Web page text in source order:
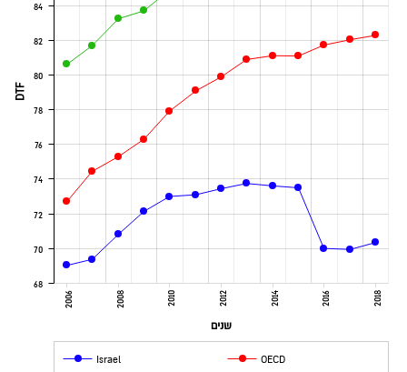
2006 2008 2010 2012 2014 2016 2018
שנים
68
70
72
74
76
78
80
82
84
DTF
Israel OECD